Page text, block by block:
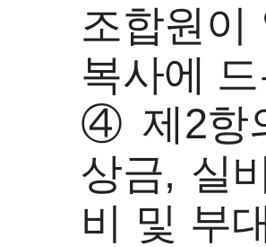
조합원이
복사에
④ 제2항
상금, 실
비 및 부